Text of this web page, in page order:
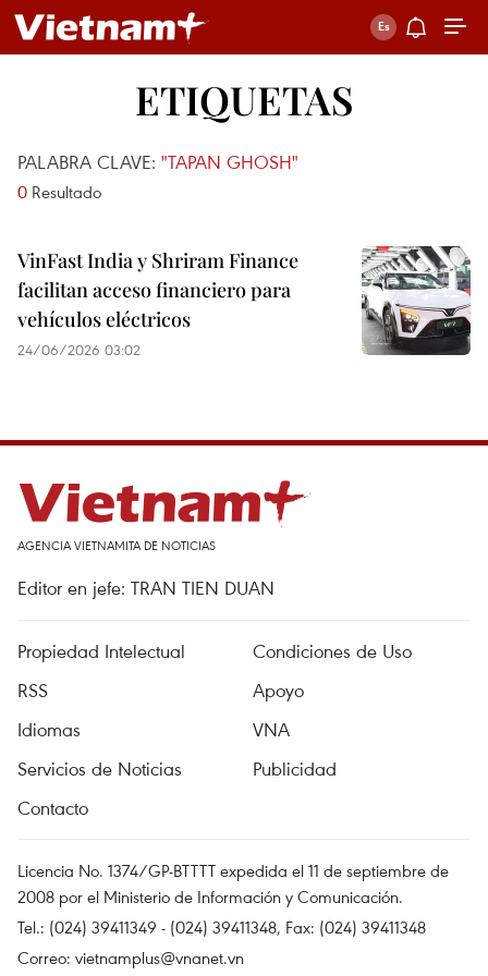
ETIQUETAS
PALABRA CLAVE: "TAPAN GHOSH"
0 Resultado
VinFast India y Shriram Finance
facilitan acceso financiero para
vehículos eléctricos
24/06/2026 03:02
AGENCIA VIETNAMITA DE NOTICIAS
Editor en jefe: TRAN TIEN DUAN
Propiedad Intelectual
Condiciones de Uso
RSS
Apoyo
Idiomas
VNA
Servicios de Noticias
Publicidad
Contacto
Licencia No. 1374/GP-BTTTT expedida el 11 de septiembre de
2008 por el Ministerio de Información y Comunicación.
Tel.: (024) 39411349 - (024) 39411348, Fax: (024) 39411348
Correo: vietnamplus@vnanet.vn